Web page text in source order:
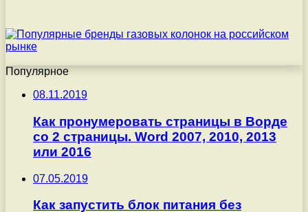
Популярное
08.11.2019
Как пронумеровать страницы в Ворде
со 2 страницы. Word 2007, 2010, 2013
или 2016
07.05.2019
Как запустить блок питания без